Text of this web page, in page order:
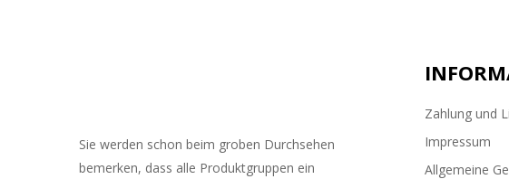
Sie werden schon beim groben Durchsehen
bemerken, dass alle Produktgruppen ein
Zahlung und
Impressum
Allgemeine